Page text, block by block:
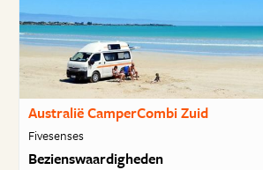
Australië CamperCombi Zuid
Fivesenses
Bezienswaardigheden